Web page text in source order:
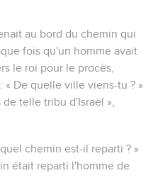
au bord du chemin qui
fois qu'un homme avait
le roi pour le procès,
De quelle ville viens-tu ? »
de telle tribu d'Israël »,
chemin est-il reparti ? »
était reparti l'homme de